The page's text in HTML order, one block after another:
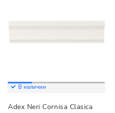
В наличии
Adex Neri Cornisa Clasica